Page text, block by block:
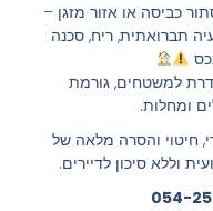
כביסה או אזור מזגן –
תברואתית, ריח, סכנה
למשטחים, גורמת
ומחלות.
חיטוי והסרה מלאה של
וללא סיכון לדיירים.
054-